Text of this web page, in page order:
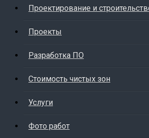
Проекты
Разработка ПО
Стоимость чистых зон
Услуги
Фото работ